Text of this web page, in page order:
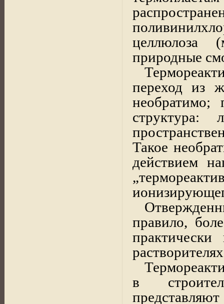
целлюлоза
природные
переход из
необратимо;
структура:
Такое
действием
правило,
в